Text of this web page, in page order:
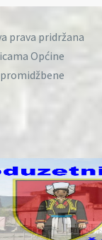
prava pridržana
Općine